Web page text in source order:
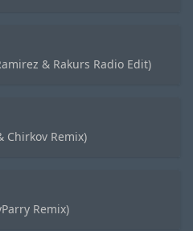
& Rakurs Radio Edit)
Chirkov Remix)
Remix)